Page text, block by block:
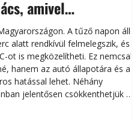
amivel
a nyári károktól
A tűző napon álló
alatt rendkívül felmelegszik, és
ot is megközelítheti. Ez nemcsak
hanem az autó állapotára és a
hatással lehet. Néhány
jelentősen csökkenthetjük a